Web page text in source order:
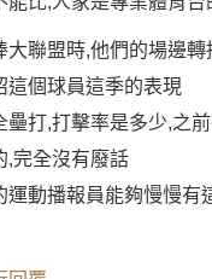
大聯盟時,他們的場邊轉
這個球員這季的表現
壘打,打擊率是多少,之
,完全沒有廢話
運動播報員能夠慢慢有